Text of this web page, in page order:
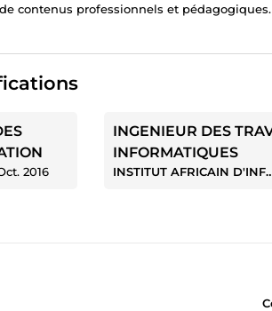
contenus professionnels et
2016
INGENIEUR DES
INFORMATIQUES
INSTITUT AFRICAIN